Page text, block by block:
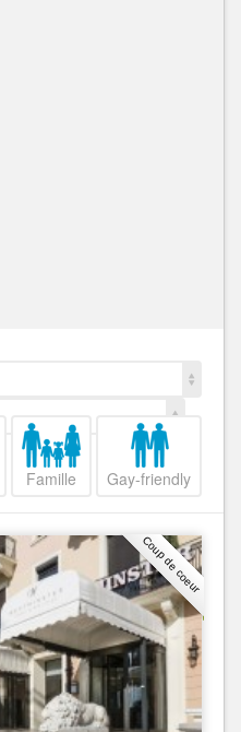
Famille Gay-friendly
Coup de coeur